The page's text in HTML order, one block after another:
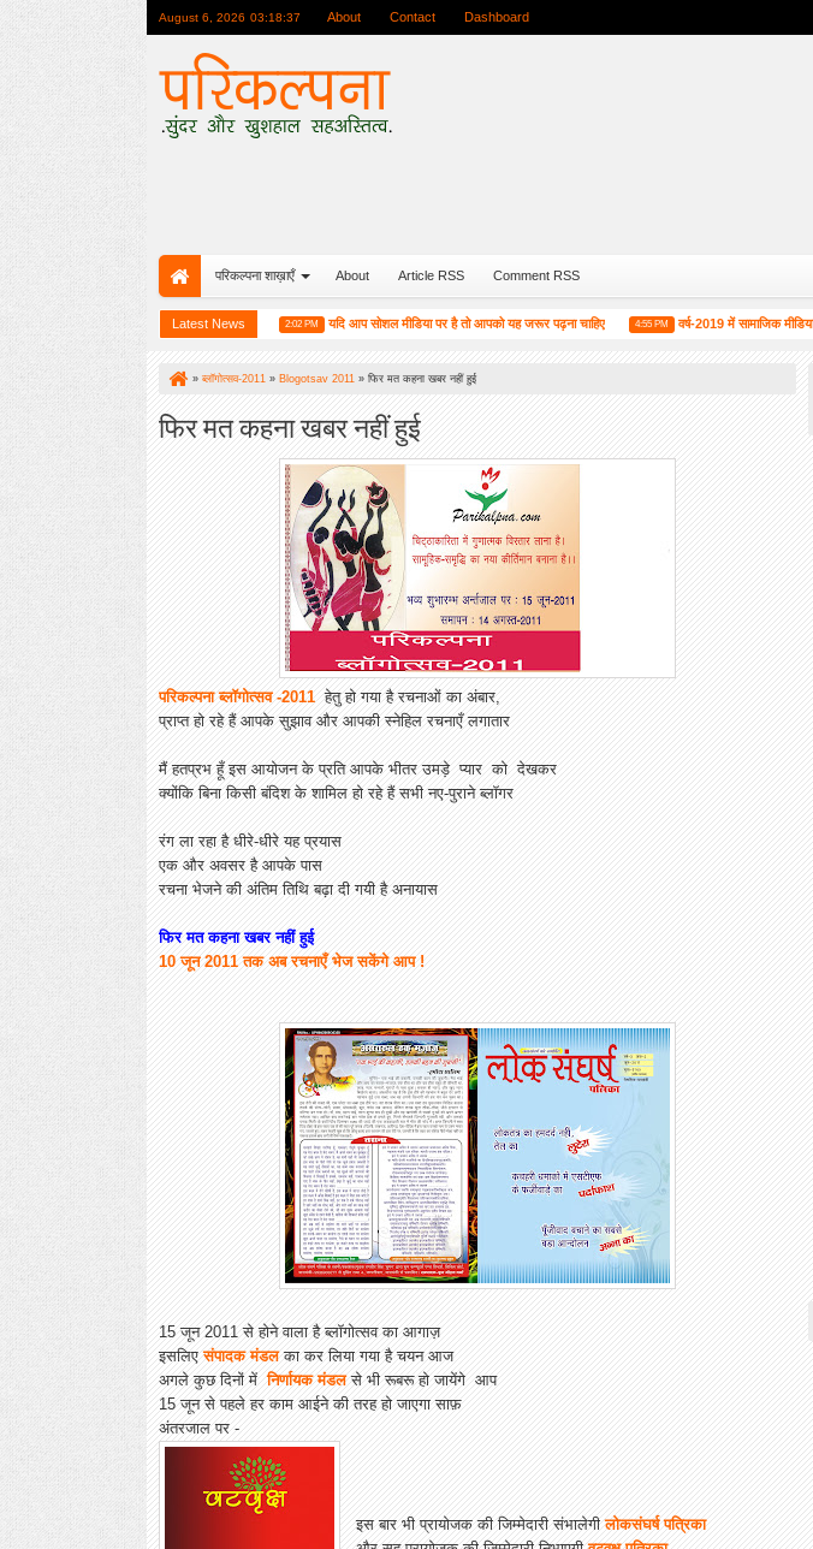
August 6, 2026 03:18:38 About Contact Dashboard
परिकल्पना शाख़ाएँ About Article RSS Comment RSS
Latest News
मुस्कुराहट बनाए रक्खो : रवीन्द्र प्रभात 2:02 PM यदि आप सोशल मीडिया पर है तो आपको यह जरूर पढ़ना चाहिए 4:55 PM वर्ष-2019 में सामाजिक मीडिया और हम
» ब्लॉगोत्सव-2011 » Blogotsav 2011 » फिर मत कहना खबर नहीं हुई
फिर मत कहना खबर नहीं हुई
परिकल्पना ब्लॉगोत्सव -2011हेतु हो गया है रचनाओं का अंबार,
प्राप्त हो रहे हैं आपके सुझाव और आपकी स्नेहिल रचनाएँ लगातार
मैं हतप्रभ हूँ इस आयोजन के प्रति आपके भीतर उमड़े प्यार को देखकर
क्योंकि बिना किसी बंदिश के शामिल हो रहे हैं सभी नए-पुराने ब्लॉगर
रंग ला रहा है धीरे-धीरे यह प्रयास
एक और अवसर है आपके पास
रचना भेजने की अंतिम तिथि बढ़ा दी गयी है अनायास
फिर मत कहना खबर नहीं हुई
10 जून 2011 तक अब रचनाएँ भेज सकेंगे आप !
15 जून 2011 से होने वाला है ब्लॉगोत्सव का आगाज़
इसलिएसंपादक मंडलका कर लिया गया है चयन आज
अगले कुछ दिनों मेंनिर्णायक मंडल से भी रूबरू हो जायेंगे आप
15 जून से पहले हर काम आईने की तरह हो जाएगा साफ़
अंतरजाल पर -
इस बार भी प्रायोजक की जिम्मेदारी संभालेगी लोकसंघर्ष पत्रिका